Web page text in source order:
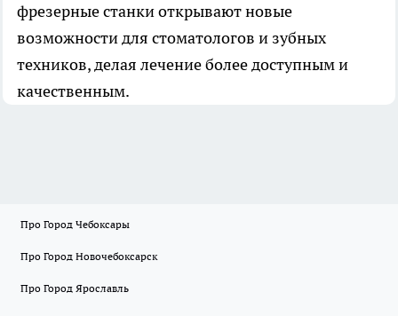
фрезерные станки открывают новые
возможности для стоматологов и зубных
техников, делая лечение более доступным и
качественным.
Про Город Чебоксары
Про Город Новочебоксарск
Про Город Ярославль